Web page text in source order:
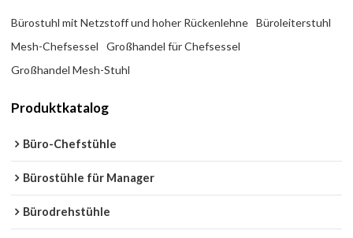
Bürostuhl mit Netzstoff und hoher Rückenlehne
Büroleiterstuhl
Mesh-Chefsessel
Großhandel für Chefsessel
Großhandel Mesh-Stuhl
Produktkatalog
Büro-Chefstühle
Bürostühle für Manager
Bürodrehstühle